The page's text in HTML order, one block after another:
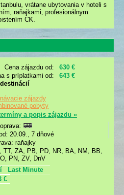
vrátane ubytovania v hoteli s
raňajkami, profesionálnym
CK.
Cena zájazdu od:
630 €
s príplatkami od:
643 €
zájazdy
pobyty
a popis zájazdu »
20.09., 7 dňové
raňajky
TT, ZA, PB, PD, NR, BA, NM, BB,
PN, ZV, DnV
Last Minute
€